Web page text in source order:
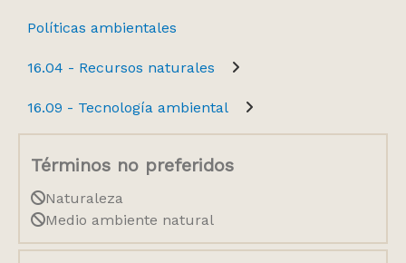
Políticas ambientales
16.04 - Recursos naturales
16.09 - Tecnología ambiental
Términos no preferidos
Naturaleza
Medio ambiente natural